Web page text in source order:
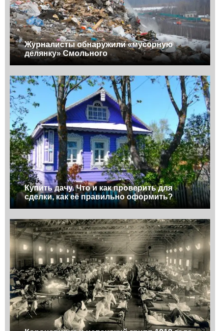
Журналисты обнаружили «мусорную
делянку» Смольного
Купить дачу. Что и как проверить для
сделки, как её правильно оформить?